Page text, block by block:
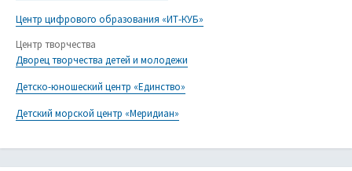
Центр цифрового образования «ИТ-КУБ»
Центр творчества
Дворец творчества детей и молодежи
Детско-юношеский центр «Единство»
Детский морской центр «Меридиан»